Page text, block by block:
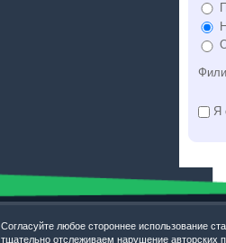
Я
Согласуйте любое стороннее использование
тщательно отслеживаем нарушение авторских